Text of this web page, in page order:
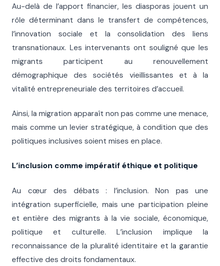
Au-delà de l’apport financier, les diasporas jouent un
rôle déterminant dans le transfert de compétences,
l’innovation sociale et la consolidation des liens
transnationaux. Les intervenants ont souligné que les
migrants participent au renouvellement
démographique des sociétés vieillissantes et à la
vitalité entrepreneuriale des territoires d’accueil.
Ainsi, la migration apparaît non pas comme une menace,
mais comme un levier stratégique, à condition que des
politiques inclusives soient mises en place.
L’inclusion comme impératif éthique et politique
Au cœur des débats : l’inclusion. Non pas une
intégration superficielle, mais une participation pleine
et entière des migrants à la vie sociale, économique,
politique et culturelle. L’inclusion implique la
reconnaissance de la pluralité identitaire et la garantie
effective des droits fondamentaux.